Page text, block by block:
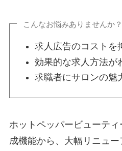
こんなお悩みありませんか？
求人広告のコストを
効果的な求人方法が
求職者にサロンの魅
ホットペッパービューテ
成機能から、大幅リニュー